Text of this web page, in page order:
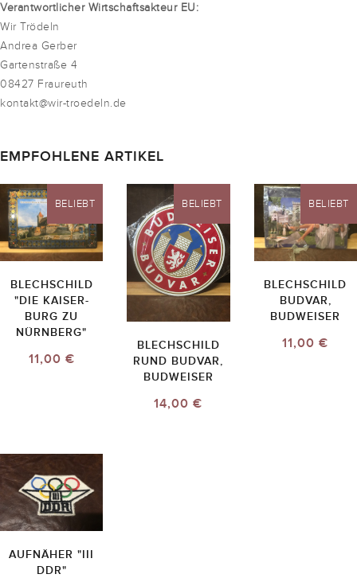
Verantwortlicher Wirtschaftsakteur EU:
Wir Trödeln
Andrea Gerber
Gartenstraße 4
08427 Fraureuth
kontakt@wir-troedeln.de
EMPFOHLENE ARTIKEL
BELIEBT
BLECHSCHILD
"DIE KAISER-
BURG ZU
NÜRNBERG"
11,00 €
BELIEBT
BLECHSCHILD
RUND BUDVAR,
BUDWEISER
14,00 €
BELIEBT
BLECHSCHILD
BUDVAR,
BUDWEISER
11,00 €
AUFNÄHER "III
DDR"